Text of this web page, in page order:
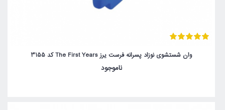
وان شستشوی نوزاد پسرانه فرست یرز The First Years کد 3155
ناموجود